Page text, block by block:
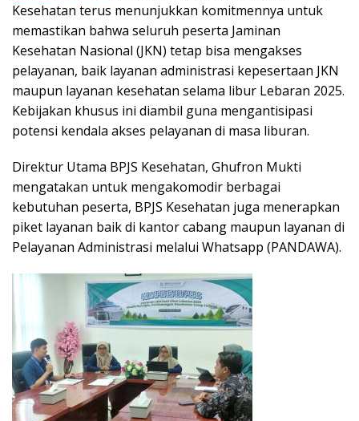
Kesehatan terus menunjukkan komitmennya untuk
memastikan bahwa seluruh peserta Jaminan
Kesehatan Nasional (JKN) tetap bisa mengakses
pelayanan, baik layanan administrasi kepesertaan JKN
maupun layanan kesehatan selama libur Lebaran 2025.
Kebijakan khusus ini diambil guna mengantisipasi
potensi kendala akses pelayanan di masa liburan.
Direktur Utama BPJS Kesehatan, Ghufron Mukti
mengatakan untuk mengakomodir berbagai
kebutuhan peserta, BPJS Kesehatan juga menerapkan
piket layanan baik di kantor cabang maupun layanan di
Pelayanan Administrasi melalui Whatsapp (PANDAWA).